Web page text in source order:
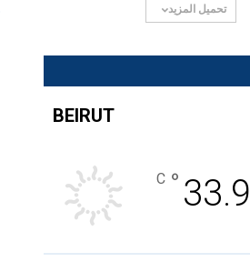
تحميل المزيد
BEIRUT
33.9
°
C